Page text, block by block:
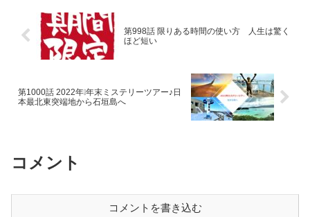
第998話 限りある時間の使い方 人生は驚く
ほど短い
第1000話 2022年❕年末ミステリーツアー♪日
本最北東突端地から石垣島へ
コメント
コメントを書き込む